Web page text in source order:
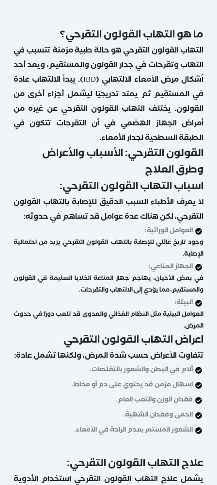
ما هو التهاب القولون التقرحي؟
التهاب القولون التقرحي هو حالة طبية مزمنة تتسبب في
التهاب وتقرحات في جدار القولون والمستقيم، ويعد أحد
أشكال مرض الأمعاء الالتهابي (IBD). يبدأ الالتهاب عادة
في المستقيم ثم يمتد تدريجيًا ليشمل أجزاء أخرى من
القولون. يختلف التهاب القولون التقرحي عن غيره من
أمراض الجهاز الهضمي في أن التقرحات تتكون في
الطبقة السطحية لجدار الأمعاء.
القولون التقرحي: الأسباب والأعراض
وطرق العلاج
اسباب التهاب القولون التقرحي:
لا يعرف الأطباء السبب الدقيق للإصابة بالتهاب القولون
التقرحي، لكن هناك عدة عوامل قد تساهم في حدوثه:
العوامل الوراثية:
وجود تاريخ عائلي للإصابة بالتهاب القولون التقرحي يزيد من احتمالية
الإصابة.
الجهاز المناعي:
في بعض الأحيان، يهاجم جهاز المناعة الخلايا السليمة في القولون
والمستقيم، مما يؤدي إلى الالتهاب والتقرحات.
البيئة:
العوامل البيئية مثل النظام الغذائي والعدوى قد تلعب دورًا في حدوث
المرض.
اعراض التهاب القولون التقرحي
تتفاوت الأعراض حسب شدة المرض، ولكنها تشمل عادة:
آلام في البطن والشعور بالتقلصات.
إسهال مزمن قد يحتوي على دم أو مخاط.
فقدان الوزن والتعب العام.
الحمى وفقدان الشهية.
الشعور المستمر بعدم الراحة في الأمعاء.
علاج التهاب القولون التقرحي:
يشمل علاج التهاب القولون التقرحي استخدام الأدوية